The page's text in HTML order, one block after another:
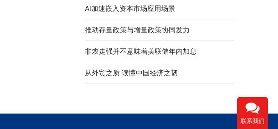
AI加速嵌入资本市场应用场景
推动存量政策与增量政策协同发力
非农走强并不意味着美联储年内加息
从外贸之质 读懂中国经济之韧
联系我们